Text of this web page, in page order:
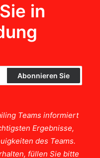
in
Teams informiert
Ergebnisse,
des Teams.
füllen Sie bitte